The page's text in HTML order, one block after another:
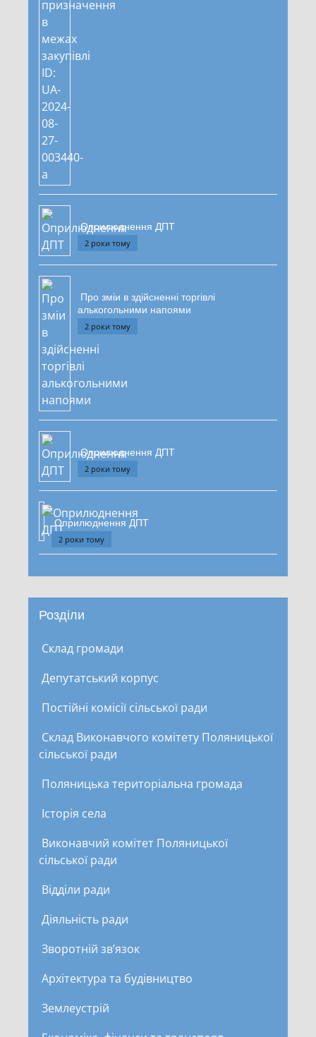
Оприлюднення ДПТ
2 роки тому
Про зміи в здійсненні торгівлі
алькогольними напоями
2 роки тому
Оприлюднення ДПТ
2 роки тому
Оприлюднення ДПТ
2 роки тому
Розділи
Склад громади
Депутатський корпус
Постійні комісії сільської ради
Склад Виконавчого комітету Поляницької
сільської ради
Поляницька територіальна громада
Історія села
Виконавчий комітет Поляницької
сільської ради
Відділи ради
Діяльність ради
Зворотній зв’язок
Архітектура та будівництво
Землеустрій